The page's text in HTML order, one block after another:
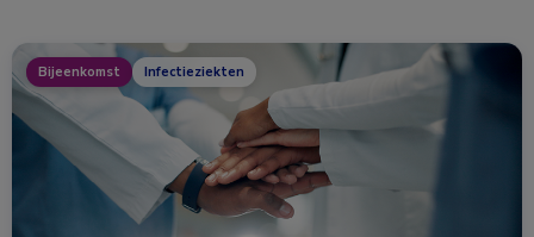
Bijeenkomst Infectieziekten